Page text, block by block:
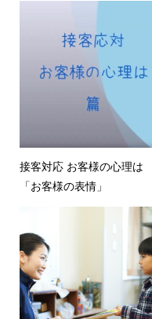
接客対応 お客様の心理は
「お客様の表情」